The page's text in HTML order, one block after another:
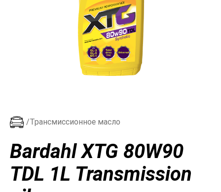
/Трансмиссионное масло
Bardahl XTG 80W90
TDL 1L Transmission